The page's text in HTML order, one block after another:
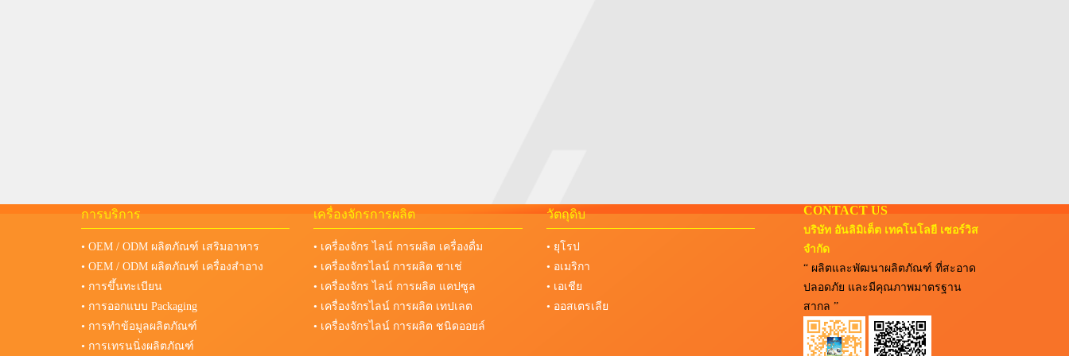
การบริการ
• OEM / ODM ผลิตภัณฑ์ เสริมอาหาร
• OEM / ODM ผลิตภัณฑ์ เครื่องสำอาง
• การขึ้นทะเบียน
• การออกแบบ Packaging
• การทำข้อมูลผลิตภัณฑ์
• การเทรนนิ่งผลิตภัณฑ์
เครื่องจักรการผลิต
• เครื่องจักร ไลน์ การผลิต เครื่องดื่ม
• เครื่องจักรไลน์ การผลิต ชาเช่
• เครื่องจักร ไลน์ การผลิต แคปซูล
• เครื่องจักรไลน์ การผลิต เทปเลต
• เครื่องจักรไลน์ การผลิต ชนิดออยล์
วัตถุดิบ
• ยุโรป
• อเมริกา
• เอเชีย
• ออสเตรเลีย
CONTACT US
บริษัท อันลิมิเต็ต เทคโนโลยี เซอร์วิส
จำกัด
“ ผลิตและพัฒนาผลิตภัณฑ์ ที่สะอาด
ปลอดภัย และมีคุณภาพมาตรฐาน
สากล ”